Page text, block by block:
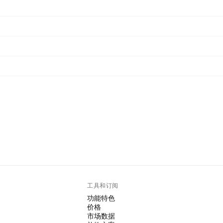
工具和订阅
功能特色
价格
市场数据